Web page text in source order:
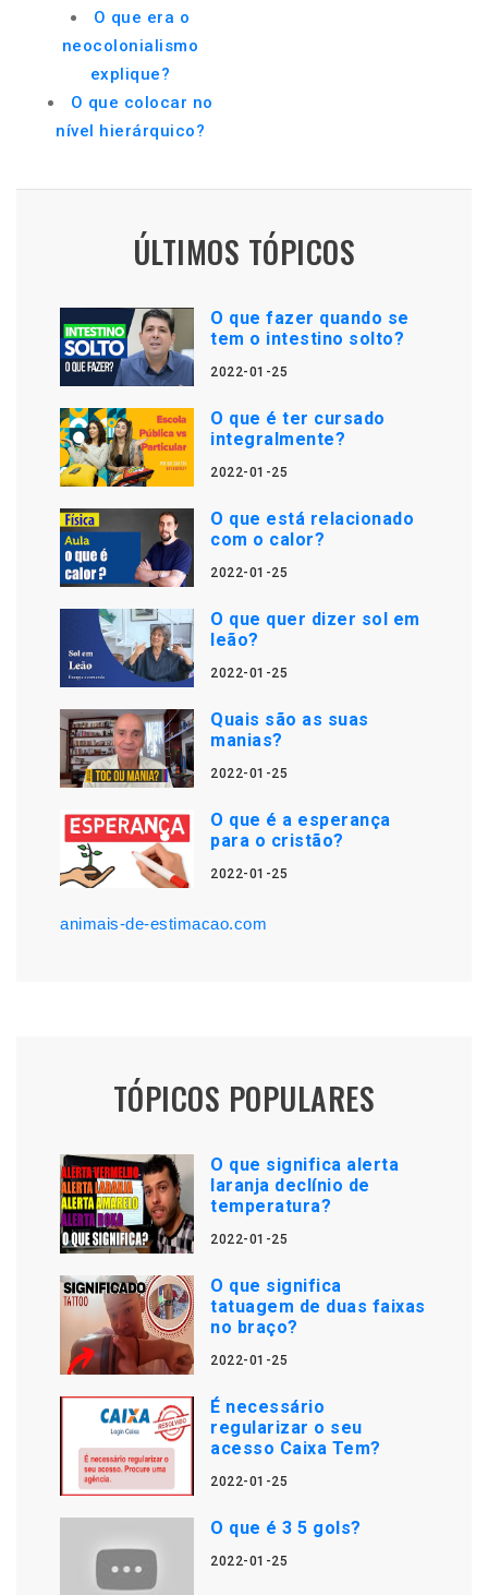
O que era o
neocolonialismo
explique?
O que colocar no
nível hierárquico?
ÚLTIMOS TÓPICOS
O que fazer quando se
tem o intestino solto?
2022-01-25
O que é ter cursado
integralmente?
2022-01-25
O que está relacionado
com o calor?
2022-01-25
O que quer dizer sol em
leão?
2022-01-25
Quais são as suas
manias?
2022-01-25
O que é a esperança
para o cristão?
2022-01-25
animais-de-estimacao.com
TÓPICOS POPULARES
O que significa alerta
laranja declínio de
temperatura?
2022-01-25
O que significa
tatuagem de duas faixas
no braço?
2022-01-25
É necessário
regularizar o seu
acesso Caixa Tem?
2022-01-25
O que é 3 5 gols?
2022-01-25